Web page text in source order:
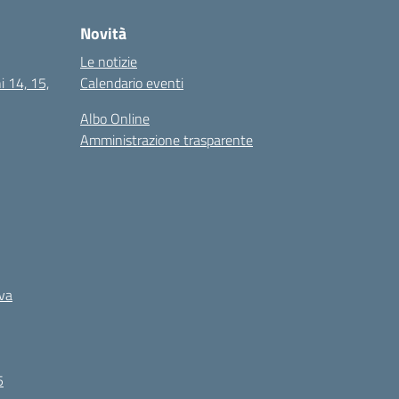
14, 15,
Novità
Le notizie
Calendario eventi
Albo Online
Amministrazione trasparente